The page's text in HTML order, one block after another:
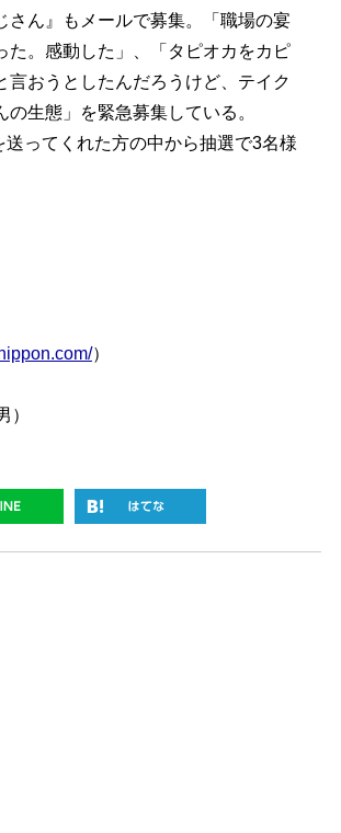
さん』もメールで募集。「職場の宴
た。感動した」、「タピオカをカピ
おうとしたんだろうけど、テイク
生態」を緊急募集している。
ってくれた方の中から抽選で3名様
）
）